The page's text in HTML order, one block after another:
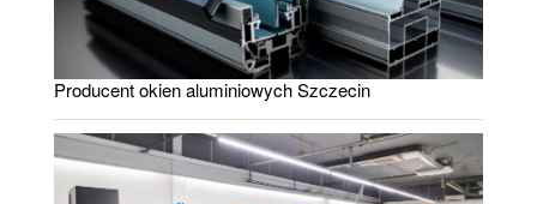
Producent okien aluminiowych Szczecin